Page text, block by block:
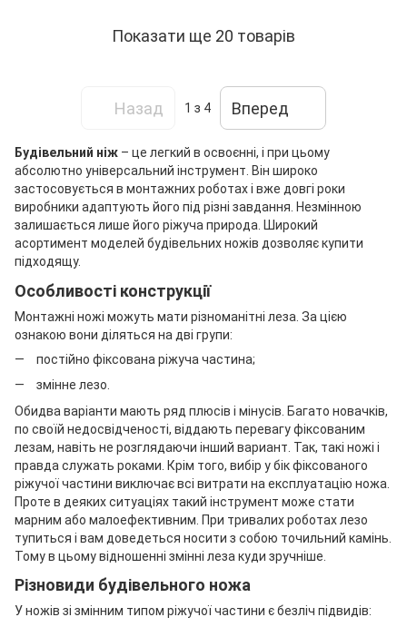
Показати ще 20 товарів
Назад 1 з 4 Вперед
Будівельний ніж – це легкий в освоєнні, і при цьому
абсолютно універсальний інструмент. Він широко
застосовується в монтажних роботах і вже довгі роки
виробники адаптують його під різні завдання. Незмінною
залишається лише його ріжуча природа. Широкий
асортимент моделей будівельних ножів дозволяє купити
підходящу.
Особливості конструкції
Монтажні ножі можуть мати різноманітні леза. За цією
ознакою вони діляться на дві групи:
постійно фіксована ріжуча частина;
змінне лезо.
Обидва варіанти мають ряд плюсів і мінусів. Багато новачків,
по своїй недосвідченості, віддають перевагу фіксованим
лезам, навіть не розглядаючи інший вариант. Так, такі ножі і
правда служать роками. Крім того, вибір у бік фіксованого
ріжучої частини виключає всі витрати на експлуатацію ножа.
Проте в деяких ситуаціях такий інструмент може стати
марним або малоефективним. При тривалих роботах лезо
тупиться і вам доведеться носити з собою точильний камінь.
Тому в цьому відношенні змінні леза куди зручніше.
Різновиди будівельного ножа
У ножів зі змінним типом ріжучої частини є безліч підвидів: